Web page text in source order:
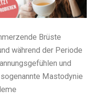
Brüste
während der Periode
und
Mastodynie